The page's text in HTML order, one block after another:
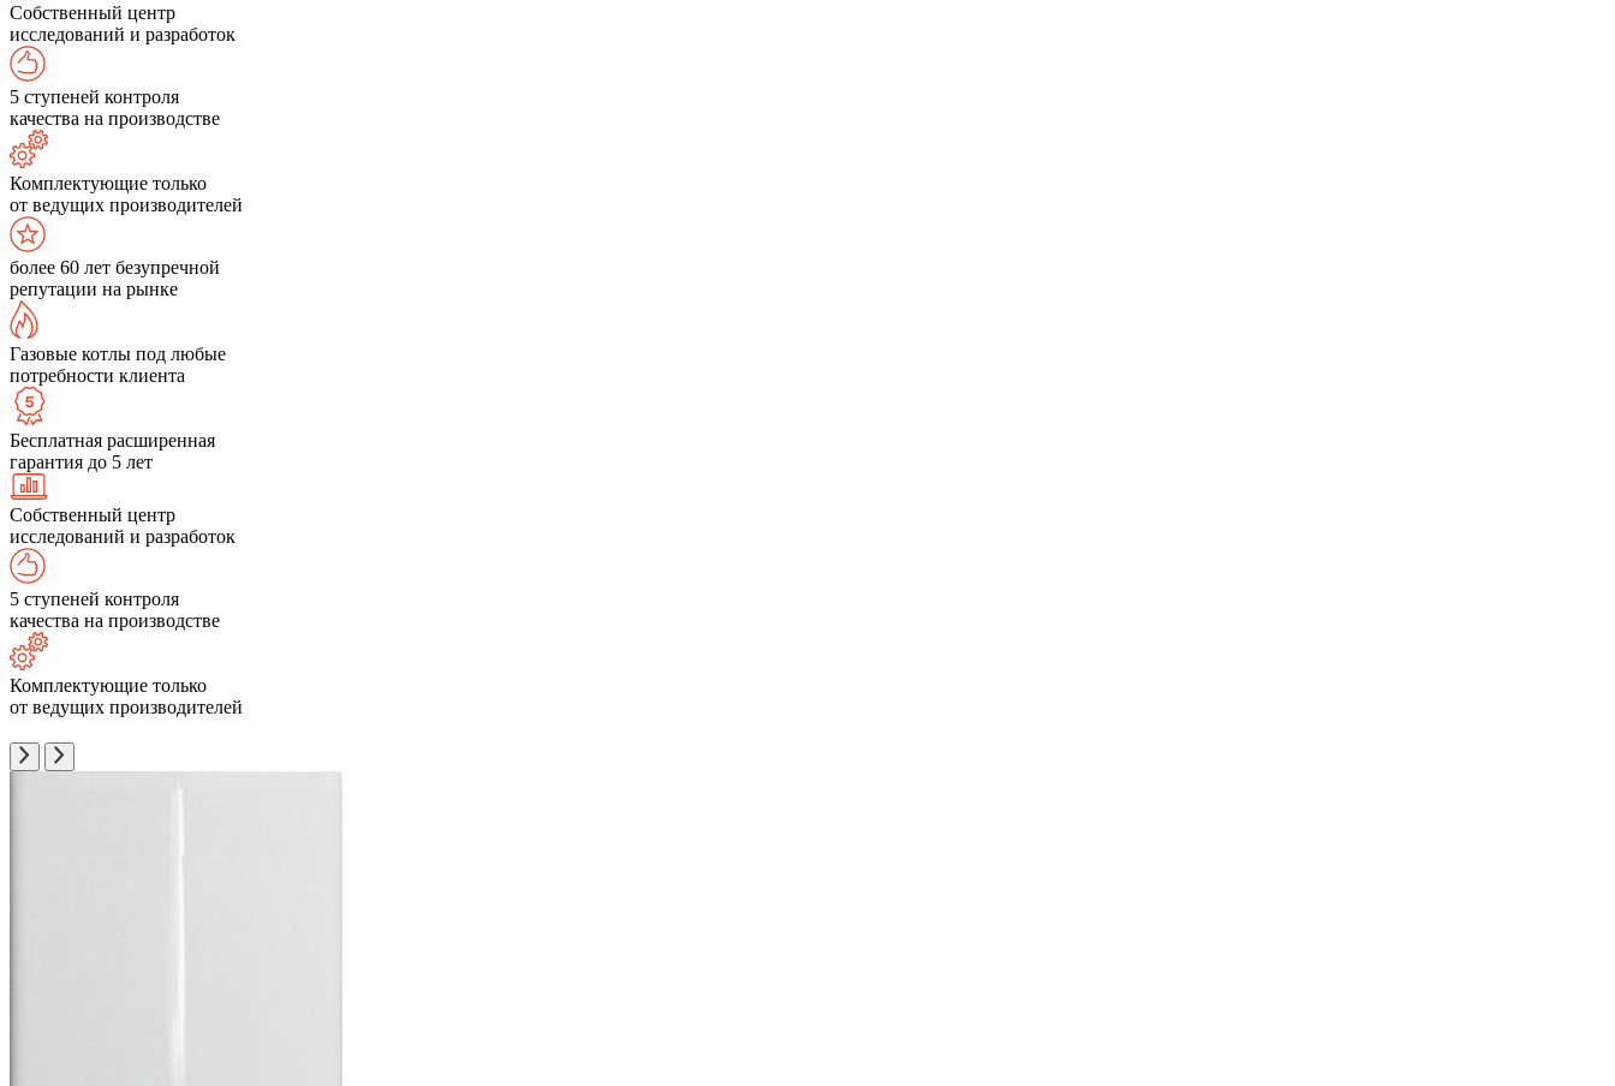
Собственный центр
исследований и разработок
5 ступеней контроля
качества на производстве
Комплектующие только
от ведущих производителей
более 60 лет безупречной
репутации на рынке
Газовые котлы под любые
потребности клиента
Бесплатная расширенная
гарантия до 5 лет
Собственный центр
исследований и разработок
5 ступеней контроля
качества на производстве
Комплектующие только
от ведущих производителей